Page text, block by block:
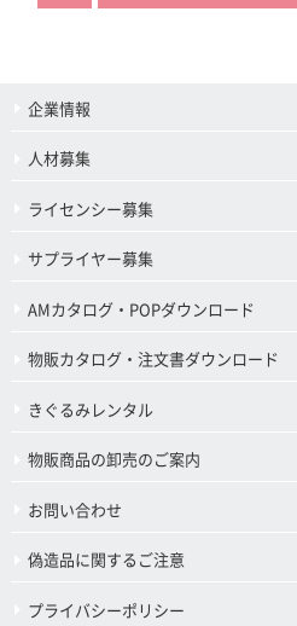
企業情報
人材募集
ライセンシー募集
サプライヤー募集
AMカタログ・POPダウンロード
物販カタログ・注文書ダウンロード
きぐるみレンタル
物販商品の卸売のご案内
お問い合わせ
偽造品に関するご注意
プライバシーポリシー